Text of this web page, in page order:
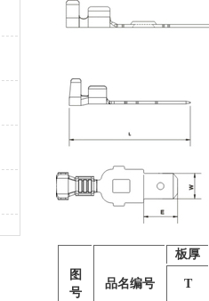
图
号
品名编号
板厚
T